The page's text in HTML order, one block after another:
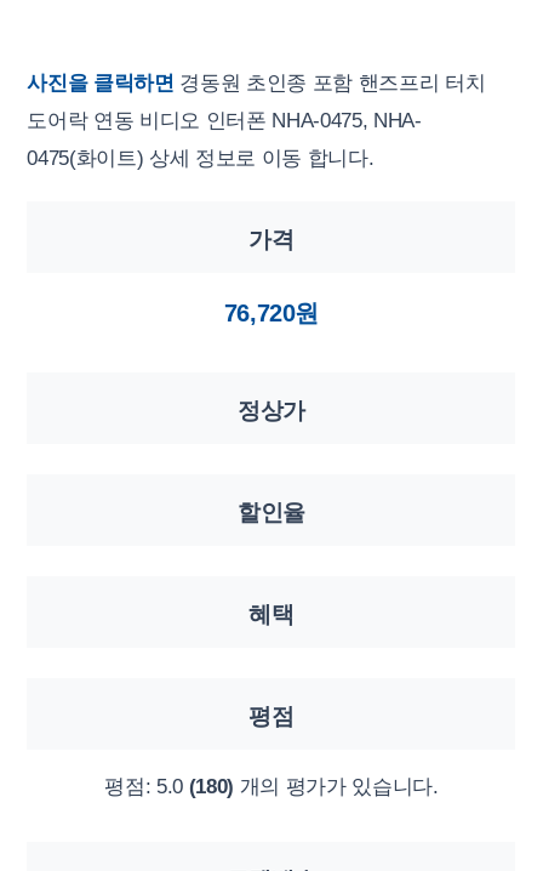
사진을 클릭하면 경동원 초인종 포함 핸즈프리 터치
도어락 연동 비디오 인터폰 NHA-0475, NHA-
0475(화이트) 상세 정보로 이동 합니다.
가격
76,720원
정상가
할인율
혜택
평점
평점: 5.0 (180) 개의 평가가 있습니다.